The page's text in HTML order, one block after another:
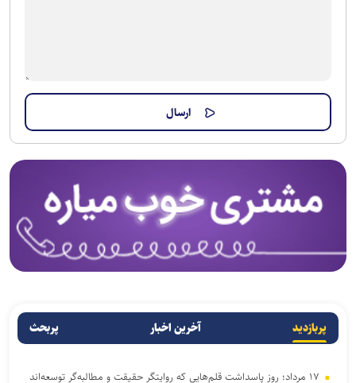
پربازدید آخرین اخبار پربحث
۱۷ مرداد؛ روز پاسداشت قلم‌هایی که روایتگر حقیقت و مطالبه‌گر توسعه‌اند